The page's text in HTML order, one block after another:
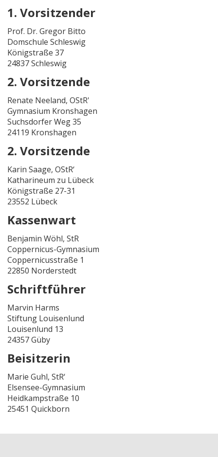
1. Vorsitzender
Prof. Dr. Gregor Bitto
Domschule Schleswig
Königstraße 37
24837 Schleswig
2. Vorsitzende
Renate Neeland, OStR'
Gymnasium Kronshagen
Suchsdorfer Weg 35
24119 Kronshagen
2. Vorsitzende
Karin Saage, OStR‘
Katharineum zu Lübeck
Königstraße 27-31
23552 Lübeck
Kassenwart
Benjamin Wöhl, StR
Coppernicus-Gymnasium
Coppernicusstraße 1
22850 Norderstedt
Schriftführer
Marvin Harms
Stiftung Louisenlund
Louisenlund 13
24357 Güby
Beisitzerin
Marie Guhl, StR‘
Elsensee-Gymnasium
Heidkampstraße 10
25451 Quickborn